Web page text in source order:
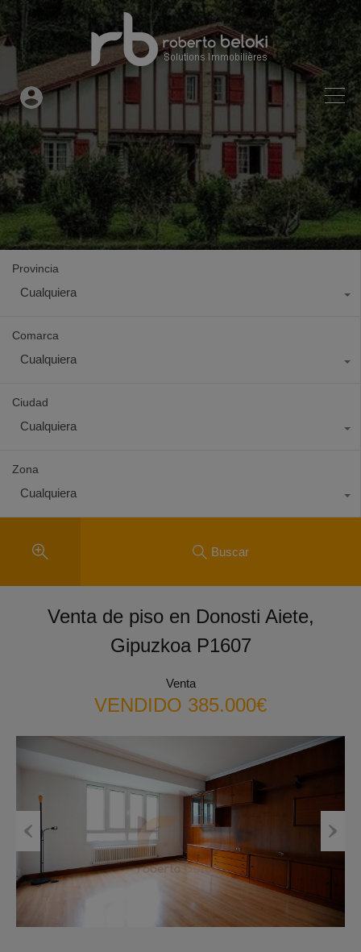
Provincia
Cualquiera
Comarca
Cualquiera
Ciudad
Cualquiera
Zona
Cualquiera
Buscar
Venta de piso en Donosti Aiete,
Gipuzkoa P1607
Venta
VENDIDO 385.000€
Previous